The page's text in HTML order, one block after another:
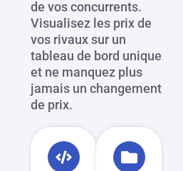
de vos concurrents.
Visualisez les prix de
vos rivaux sur un
tableau de bord unique
et ne manquez plus
jamais un changement
de prix.